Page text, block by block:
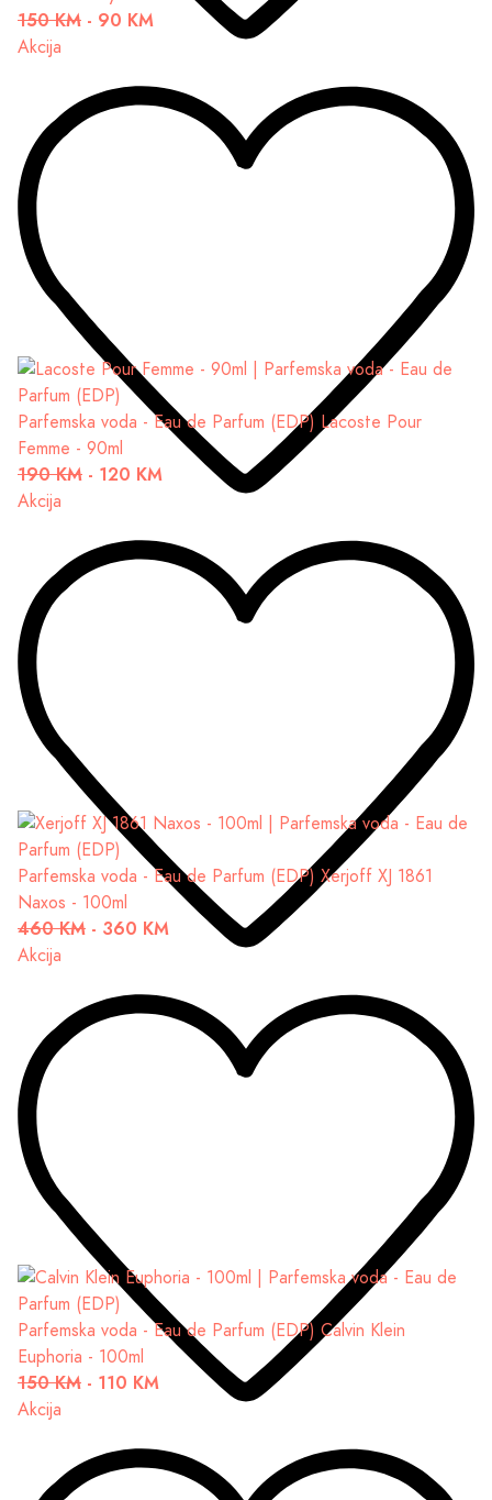
150 KM - 90 KM
Akcija
Parfemska voda - Eau de Parfum (EDP) Lacoste Pour
Femme - 90ml
190 KM - 120 KM
Akcija
Parfemska voda - Eau de Parfum (EDP) Xerjoff XJ 1861
Naxos - 100ml
460 KM - 360 KM
Akcija
Parfemska voda - Eau de Parfum (EDP) Calvin Klein
Euphoria - 100ml
150 KM - 110 KM
Akcija